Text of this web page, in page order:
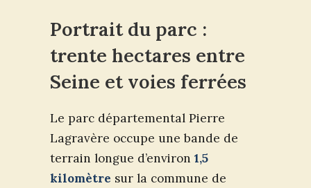
Portrait du parc :
trente hectares entre
Seine et voies ferrées
Le parc départemental Pierre
Lagravère occupe une bande de
terrain longue d’environ 1,5
kilomètre sur la commune de